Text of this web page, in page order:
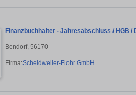
Finanzbuchhalter - Jahresabschluss / HGB /
Bendorf, 56170
Firma:Scheidweiler-Flohr GmbH